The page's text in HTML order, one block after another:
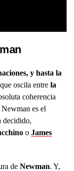
y hasta la
oscila entre la
coherencia
es el
decidido,
o James
de Newman. Y,